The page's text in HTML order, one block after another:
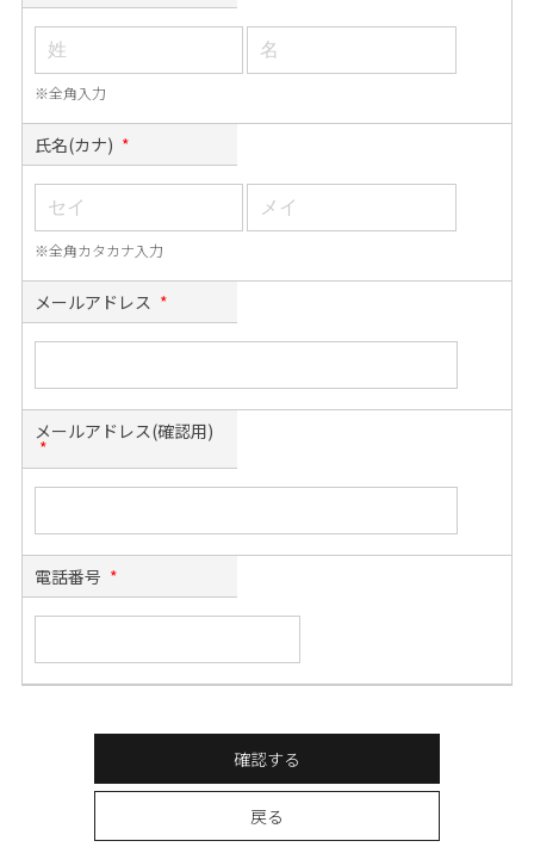
※全角入力
氏名(カナ) *
※全角カタカナ入力
メールアドレス *
メールアドレス(確認用)
*
電話番号 *
確認する
戻る